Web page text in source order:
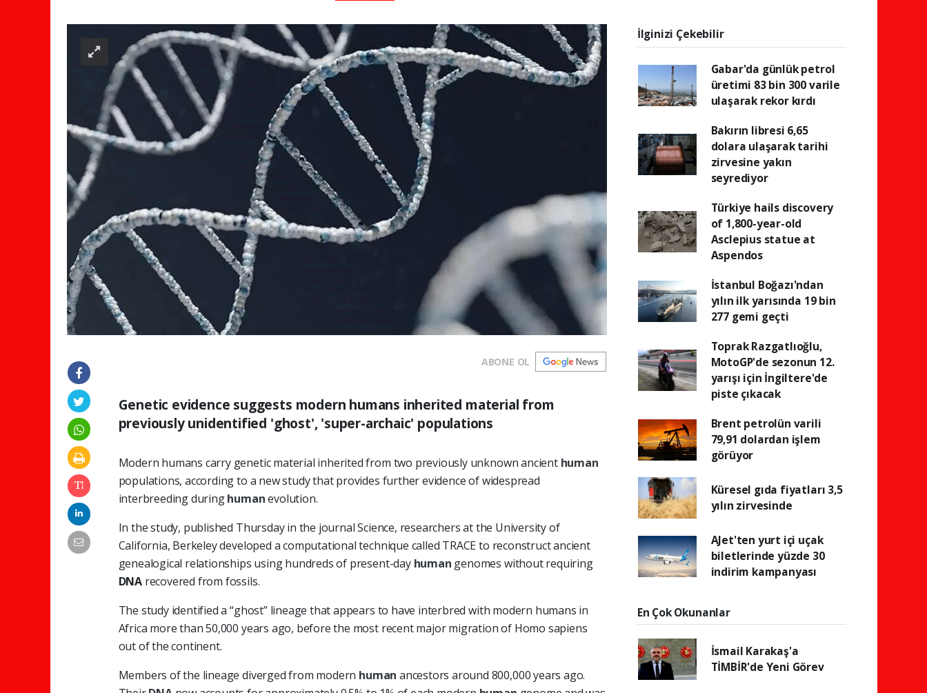
ABONE OL
Genetic evidence suggests modern humans inherited material from
previously unidentified 'ghost', 'super-archaic' populations
Modern humans carry genetic material inherited from two previously unknown ancient human
populations, according to a new study that provides further evidence of widespread
interbreeding duringhumanevolution.
In the study, published Thursday in the journal Science, researchers at the University of
California, Berkeley developed a computational technique called TRACE to reconstruct ancient
genealogical relationships using hundreds of present-day human genomes without requiring
DNArecovered from fossils.
The study identified a “ghost” lineage that appears to have interbred with modern humans in
Africa more than 50,000 years ago, before the most recent major migration of Homo sapiens
out of the continent.
Members of the lineage diverged from modern human ancestors around 800,000 years ago.
İlginizi Çekebilir
Gabar'da günlük petrol
üretimi 83 bin 300 varile
ulaşarak rekor kırdı
Bakırın libresi 6,65
dolara ulaşarak tarihi
zirvesine yakın
seyrediyor
Türkiye hails discovery
of 1,800-year-old
Asclepius statue at
Aspendos
İstanbul Boğazı'ndan
yılın ilk yarısında 19 bin
277 gemi geçti
Toprak Razgatlıoğlu,
MotoGP'de sezonun 12.
yarışı için İngiltere'de
piste çıkacak
Brent petrolün varili
79,91 dolardan işlem
görüyor
Küresel gıda fiyatları 3,5
yılın zirvesinde
AJet'ten yurt içi uçak
biletlerinde yüzde 30
indirim kampanyası
En Çok Okunanlar
İsmail Karakaş'a
TİMBİR'de Yeni Görev